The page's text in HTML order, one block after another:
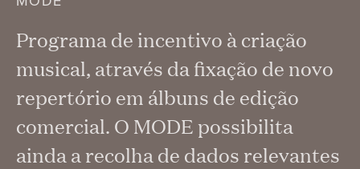
Programa de incentivo à criação
musical, através da fixação de novo
repertório em álbuns de edição
comercial. O MODE possibilita
ainda a recolha de dados relevantes